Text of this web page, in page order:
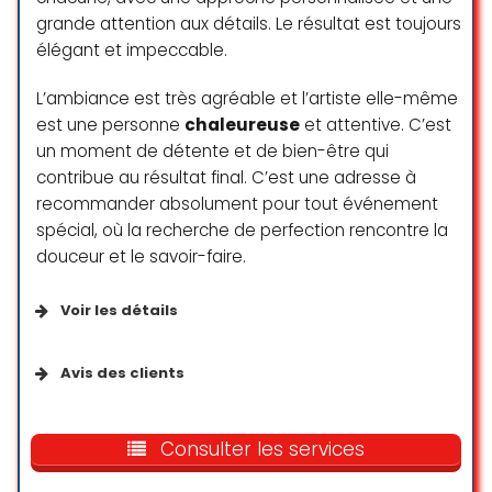
de tout les temps et c pas parce
que c’est mon père mais
effectivement il s’occupe de ses
clientes comme si il s’occuperait
de moi.
Lou Anex
gentillesse hors pair, Richard a su
met de suite à l’aise et est à
l’écoute de ses clients. Il a même
grande attention aux détails. Le résultat est toujours
élégant et impeccable.
L’ambiance est très agréable et l’artiste elle-même
est une personne chaleureuse et attentive. C’est
un moment de détente et de bien-être qui
contribue au résultat final. C’est une adresse à
recommander absolument pour tout événement
spécial, où la recherche de perfection rencontre la
douceur et le savoir-faire.
Voir les détails
Avis des clients
pour son travail professionnel et sa
gentillesse. Elle nous a sublimé mes
Consulter les services